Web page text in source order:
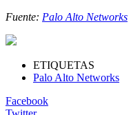
Fuente: Palo Alto Networks
ETIQUETAS
Palo Alto Networks
Facebook